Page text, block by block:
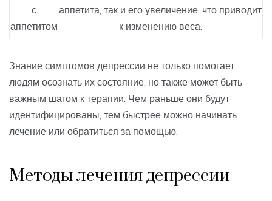
с
аппетитом
аппетита, так и его увеличение, что приводит
к изменению веса.
Знание симптомов депрессии не только помогает
людям осознать их состояние, но также может быть
важным шагом к терапии. Чем раньше они будут
идентифицированы, тем быстрее можно начинать
лечение или обратиться за помощью.
Методы лечения депрессии